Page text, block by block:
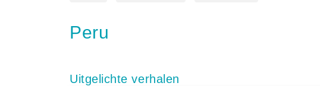
Peru
Uitgelichte verhalen